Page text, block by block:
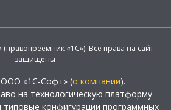
«1С»). Все права на сайт
защищены
«1С-Софт» (о компании).
на технологическую платформу
типовые конфигурации программных